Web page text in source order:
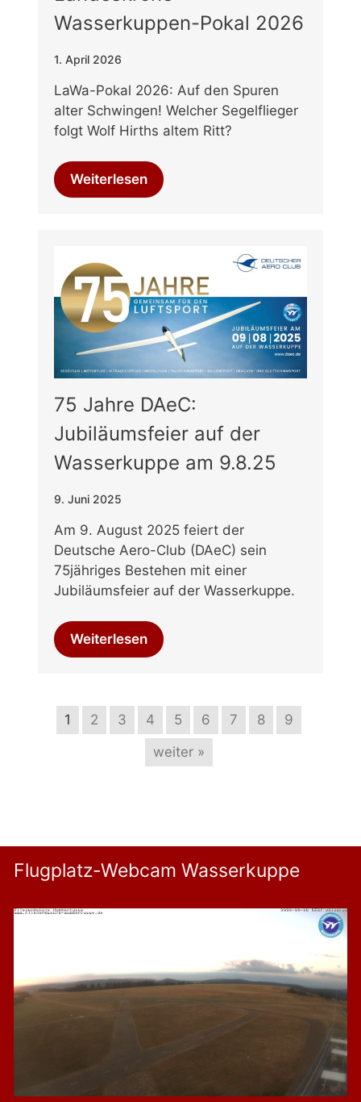
Wasserkuppen-Pokal 2026
1. April 2026
LaWa-Pokal 2026: Auf den Spuren
alter Schwingen! Welcher Segelflieger
folgt Wolf Hirths altem Ritt?
Weiterlesen
75 Jahre DAeC:
Jubiläumsfeier auf der
Wasserkuppe am 9.8.25
9. Juni 2025
Am 9. August 2025 feiert der
Deutsche Aero-Club (DAeC) sein
75jähriges Bestehen mit einer
Jubiläumsfeier auf der Wasserkuppe.
Weiterlesen
1 2 3 4 5 6 7 8
9
weiter »
Flugplatz-Webcam Wasserkuppe